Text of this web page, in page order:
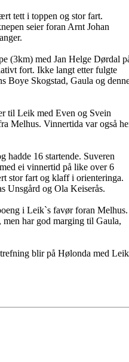
tett i toppen og stor fart.
seier foran Arnt Johan
(3km) med Jan Helge Dørdal
fort. Ikke langt etter fulgte
Boye Skogstad, Gaula og
til Leik med Even og Svein
Melhus. Vinnertida var også
hadde 16 startende. Suveren
ei vinnertid på like over 6
stor fart og klaff i orienteringa.
Unsgård og Ola Keiserås.
i Leik`s favør foran Melhus.
har god marging til Gaula,
blir på Hølonda med Leik